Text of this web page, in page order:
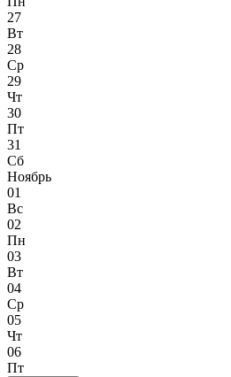
27
Вт
28
Ср
29
Чт
30
Пт
31
Сб
Ноябрь
01
Вс
02
Пн
03
Вт
04
Ср
05
Чт
06
Пт